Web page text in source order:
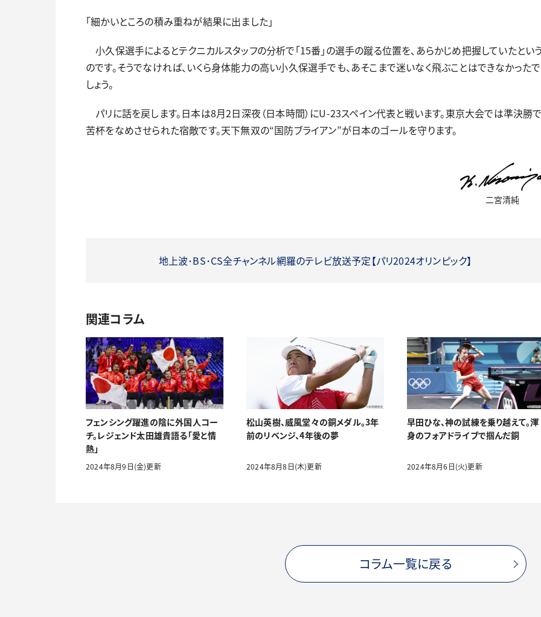
「細かいところの積み重ねが結果に出ました」
小久保選手によるとテクニカルスタッフの分析で「15番」の選手の蹴る位置を、あらかじめ把握していたとい
のです。そうでなければ、いくら身体能力の高い小久保選手でも、あそこまで迷いなく飛ぶことはできなかったで
しょう。
パリに話を戻します。日本は8月2日深夜（日本時間）にU-23スペイン代表と戦います。東京大会では準決勝
苦杯をなめさせられた宿敵です。天下無双の“国防ブライアン”が日本のゴールを守ります。
二宮清純
地上波･BS･CS全チャンネル網羅のテレビ放送予定【パリ2024オリンピック】
関連コラム
フェンシング躍進の陰に外国人コー
チ。レジェンド太田雄貴語る「愛と情
熱」
2024年8月9日(金)更新
松山英樹、威風堂々の銅メダル。3年
前のリベンジ、4年後の夢
2024年8月8日(木)更新
早田ひな、神の試練を乗り越えて。渾
身のフォアドライブで掴んだ銅
2024年8月6日(火)更新
コラム一覧に戻る